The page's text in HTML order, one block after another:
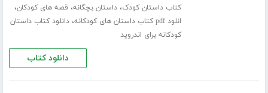
کتاب داستان کودک،داستان بچگانه، قصه های کودکان،
انلود pdf کتاب داستان های کودکانه ،دانلود کتاب داستان
کودکانه برای اندروید
دانلود کتاب